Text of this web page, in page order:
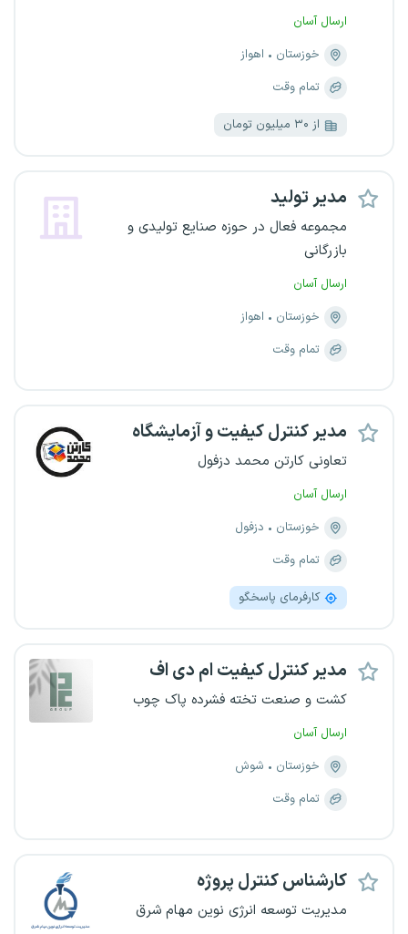
ارسال آسان
خوزستان
اهواز
تمام وقت
از ۳۰ میلیون تومان
مدیر تولید
مجموعه فعال در حوزه صنایع تولیدی و
بازرگانی
ارسال آسان
خوزستان
اهواز
تمام وقت
مدیر کنترل کیفیت و آزمایشگاه
تعاونی کارتن محمد دزفول
ارسال آسان
خوزستان
دزفول
تمام وقت
کارفرمای پاسخگو
مدیر کنترل کیفیت ام دی اف
کشت و صنعت تخته فشرده پاک چوب
ارسال آسان
خوزستان
شوش
تمام وقت
کارشناس کنترل پروژه
مدیریت توسعه انرژی نوین مهام شرق